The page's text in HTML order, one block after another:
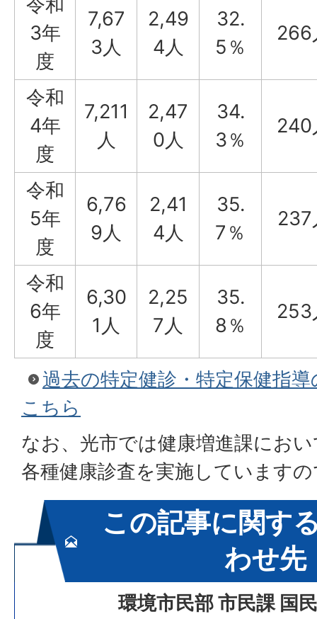
3年
度
7,67
3人
2,49
4人
32.
5％
266
令和
4年
度
7,211
人
2,47
0人
34.
3％
240
令和
5年
度
6,76
9人
2,41
4人
35.
7％
237
令和
6年
度
6,30
1人
2,25
7人
35.
8％
253
過去の特定健診・特定保健指
こちら
なお、光市では健康増進課にお
各種健康診査を実施しています
この記事に関す
わせ先
環境市民部 市民課 国